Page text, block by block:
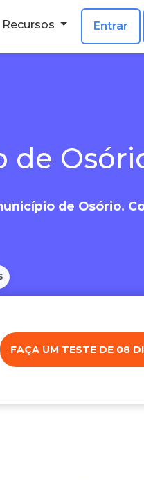
Recursos Entrar
de Osório.
FAÇA UM TESTE DE 08